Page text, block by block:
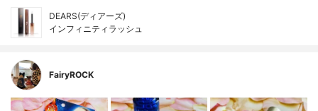
DEARS(ディアーズ)
インフィニティラッシュ
FairyROCK